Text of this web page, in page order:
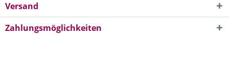
Versand
Zahlungsmöglichkeiten